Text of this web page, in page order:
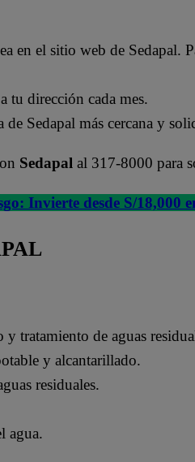
en el sitio web de Sedapal.
tu dirección cada mes.
Sedapal más cercana y
Sedapal al 317-8000 para
Invierte desde S/18,000
y tratamiento de aguas
y alcantarillado.
residuales.
agua.